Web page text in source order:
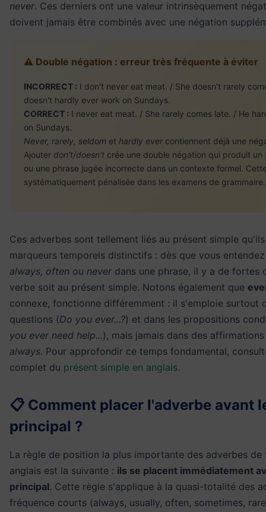
never. Ces derniers ont une valeur intrinsèquement
doivent jamais être combinés avec une négation
⚠️ Double négation : erreur très fréquente à éviter
INCORRECT : I don't never eat meat. / She doesn't rarely
doesn't hardly ever work on Sundays.
CORRECT : I never eat meat. / She rarely comes late. / He
on Sundays.
Never, rarely, seldom et hardly ever contiennent déjà une
Ajouter don't/doesn't crée une double négation qui produit un
ou une phrase jugée incorrecte dans un contexte formel.
systématiquement pénalisée dans les examens de grammaire.
Ces adverbes sont tellement liés au présent simple
marqueurs temporels distinctifs : dès que vous
always, often ou never dans une phrase, il y a de fortes
verbe soit au présent simple. Notons également que
connexe, fonctionne différemment : il s'emploie surtout
questions (Do you ever...?) et dans les propositions
you ever need help...), mais jamais dans des
always. Pour approfondir ce temps fondamental,
complet du présent simple en anglais.
📋 Comment placer l'adverbe avant
principal ?
La règle de position la plus importante des adverbes de
anglais est la suivante : ils se placent immédiatement
principal. Cette règle s'applique à la quasi-totalité des
fréquence courts (always, usually, often, sometimes,